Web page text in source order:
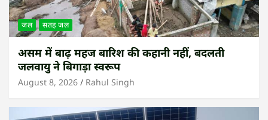
जल सतह जल
असम में बाढ़ महज बारिश की कहानी नहीं, बदलती
जलवायु ने बिगाड़ा स्वरूप
August 8, 2026 Rahul Singh